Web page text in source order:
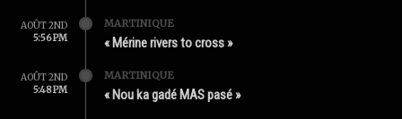
AOÛT 2ND
5:56 PM
MARTINIQUE
« Mérine rivers to cross »
AOÛT 2ND
5:48 PM
MARTINIQUE
« Nou ka gadé MAS pasé »